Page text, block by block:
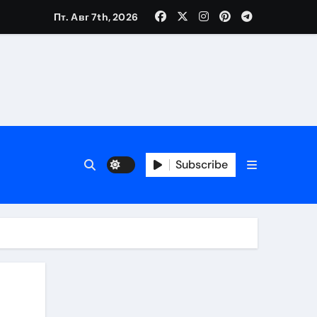
Пт. Авг 7th, 2026
Subscribe